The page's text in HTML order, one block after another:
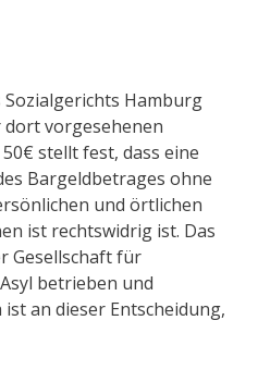
Sozialgerichts Hamburg
vorgesehenen
stellt fest, dass eine
Bargeldbetrages ohne
und örtlichen
ist rechtswidrig ist. Das
Gesellschaft für
betrieben und
an dieser Entscheidung,